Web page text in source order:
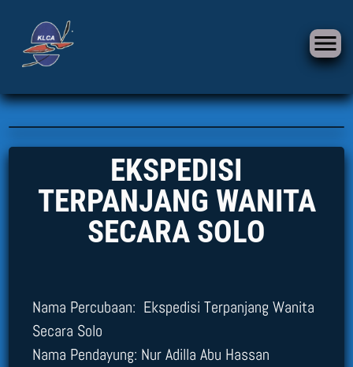
EKSPEDISI
TERPANJANG WANITA
SECARA SOLO
Nama Percubaan: Ekspedisi Terpanjang Wanita
Secara Solo
Nama Pendayung: Nur Adilla Abu Hassan